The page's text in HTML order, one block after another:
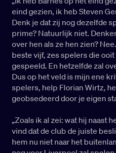
eind gezien, ik heb Steven
Denk je dat zij nog dezelfde
prime? Natuurlijk niet.
over hen als ze hen zien?
beste vijf, zes spelers die
gespeeld. En hetzelfde zal
Dus op het veld is mijn ene
spelers, help Florian Wirtz,
geobsedeerd door je eigen
„Zoals ik al zei: wat hij naast
vind dat de club de juiste
hem nu niet naar het